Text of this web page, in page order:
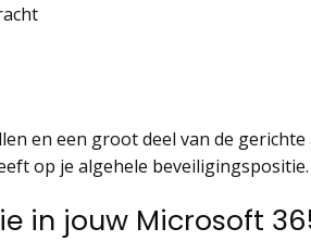
en een groot deel van de
op je algehele beveiligingspositie.
in jouw Microsoft